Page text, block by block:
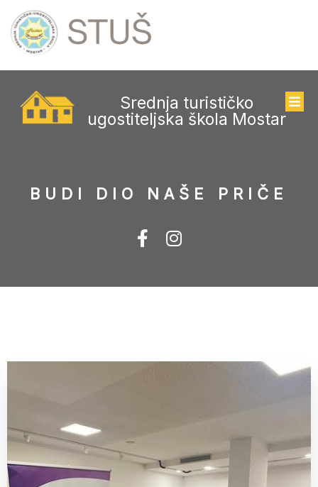
Srednja turističko
ugostiteljska škola Mostar
BUDI DIO NAŠE PRIČE